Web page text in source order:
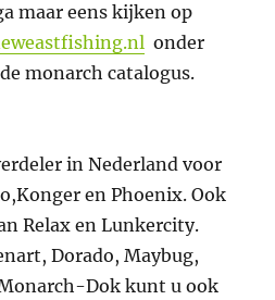
maar eens kijken op
onder
monarch catalogus.
in Nederland voor
en Phoenix. Ook
Relax en Lunkercity.
Dorado, Maybug,
Dok kunt u ook